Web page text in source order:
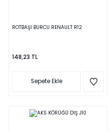
ROTBAŞI BURCU RENAULT R12
148,23 TL
Sepete Ekle